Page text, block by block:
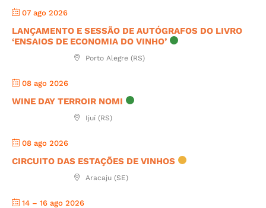
07 ago 2026
LANÇAMENTO E SESSÃO DE AUTÓGRAFOS DO LIVRO
‘ENSAIOS DE ECONOMIA DO VINHO’
Porto Alegre (RS)
08 ago 2026
WINE DAY TERROIR NOMI
Ijuí (RS)
08 ago 2026
CIRCUITO DAS ESTAÇÕES DE VINHOS
Aracaju (SE)
14 – 16 ago 2026